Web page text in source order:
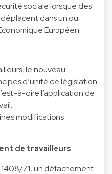
sociale lorsque des
dans un ou
Européen.
le nouveau
d’unité de législation
à-dire l’application de
modifications
de travailleurs
1408/71, un détachement